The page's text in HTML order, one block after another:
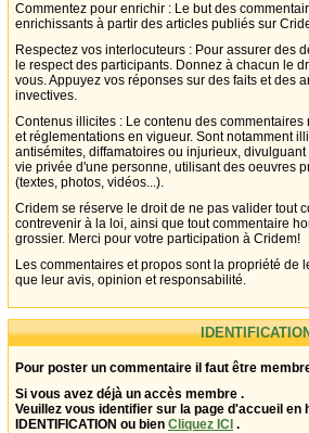
Commentez pour enrichir : Le but des
enrichissants à partir des articles publiés sur
Respectez vos interlocuteurs : Pour assurer des
le respect des participants. Donnez à chacun le
vous. Appuyez vos réponses sur des faits et des
invectives.
Contenus illicites : Le contenu des
et réglementations en vigueur. Sont notamment
antisémites, diffamatoires ou injurieux,
vie privée d'une personne, utilisant des oeuvres
(textes, photos, vidéos...).
Cridem se réserve le droit de ne pas valider tout
contrevenir à la loi, ainsi que tout commentaire
grossier. Merci pour votre participation à Cridem!
Les commentaires et propos sont la propriété de
que leur avis, opinion et responsabilité.
Pour poster un commentaire il faut être
Si vous avez déjà un accès membre .
Veuillez vous identifier sur la page d'accueil en
IDENTIFICATION ou bien Cliquez ICI .